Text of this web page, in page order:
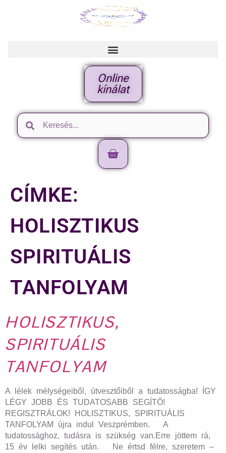
Online
kínálat
CÍMKE:
HOLISZTIKUS
SPIRITUÁLIS
TANFOLYAM
HOLISZTIKUS,
SPIRITUÁLIS
TANFOLYAM
A lélek mélységeiből, útvesztőiből a tudatosságba! ÍGY
LÉGY JOBB ÉS TUDATOSABB SEGÍTŐ!
REGISZTRÁLOK! HOLISZTIKUS, SPIRITUÁLIS
TANFOLYAM újra indul Veszprémben. A
tudatossághoz, tudásra is szükség van.Erre jöttem rá,
15 év lelki segítés után. Ne értsd félre, szeretem –